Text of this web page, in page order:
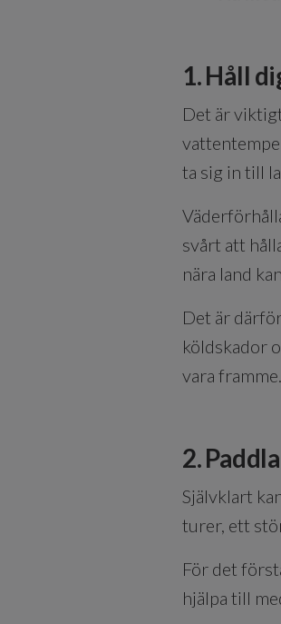
1. Håll
Det är
ta sig in till
svårt att
nära land
Det är
köldskador
vara framme.
2.
Självklart
turer, ett
För det
hjälpa till